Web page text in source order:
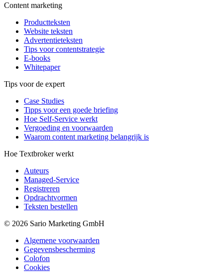
Content marketing
Productteksten
Website teksten
Advertentieteksten
Tips voor contentstrategie
E-books
Whitepaper
Tips voor de expert
Case Studies
Tipps voor een goede briefing
Hoe Self-Service werkt
Vergoeding en voorwaarden
Waarom content marketing belangrijk is
Hoe Textbroker werkt
Auteurs
Managed-Service
Registreren
Opdrachtvormen
Teksten bestellen
© 2026 Sario Marketing GmbH
Algemene voorwaarden
Gegevensbescherming
Colofon
Cookies